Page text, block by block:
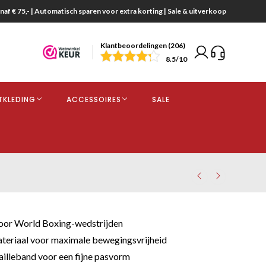
€ 75,- | Automatisch sparen voor extra korting | Sale & uitverkoop
Klantbeoordelingen (206)
8.5/10
ACCESSOIRES SALE
World Boxing-wedstrijden
voor maximale bewegingsvrijheid
voor een fijne pasvorm